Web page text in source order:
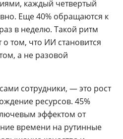
каждый четвертый
Еще 40% обращаются к
в неделю. Такой ритм
том, что ИИ становится
а не разовой
сотрудники, — это рост
ресурсов. 45%
эффектом от
времени на рутинные